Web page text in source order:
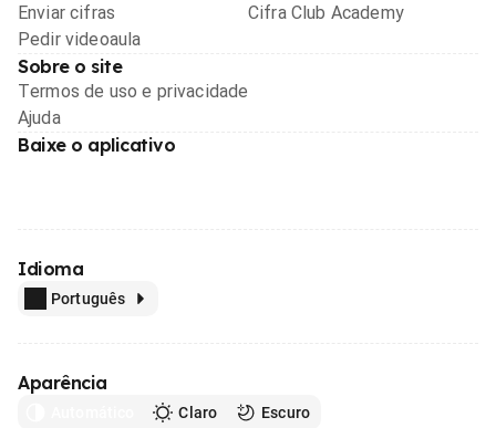
Enviar cifras
Pedir videoaula
Cifra Club Academy
Sobre o site
Termos de uso e privacidade
Ajuda
Baixe o aplicativo
Idioma
Português
Aparência
Claro Escuro